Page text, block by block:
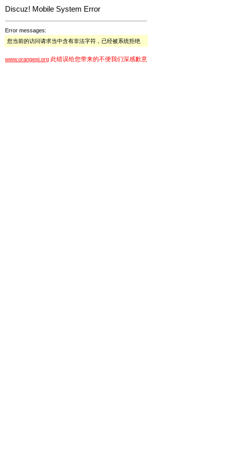
Discuz! Mobile System Error
Error messages:
您当前的访问请求当中含有非法字符，已经被系统拒绝
www.orangepi.org 此错误给您带来的不便我们深感歉意